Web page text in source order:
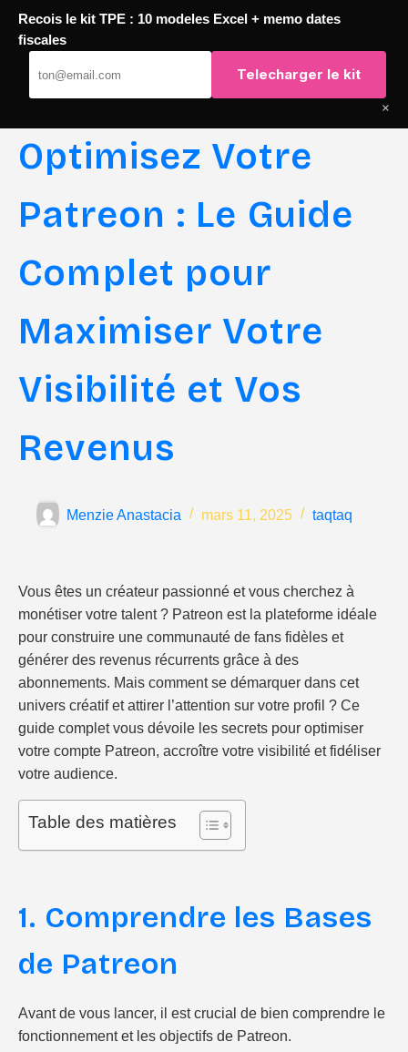
Passer
au
contenu
TaqTaq
Optimisez Votre
Patreon : Le Guide
Complet pour
Maximiser Votre
Visibilité et Vos
Revenus
Menzie Anastacia mars 11, 2025 taqtaq
Vous êtes un créateur passionné et vous cherchez à
monétiser votre talent ? Patreon est la plateforme idéale
pour construire une communauté de fans fidèles et
générer des revenus récurrents grâce à des
abonnements. Mais comment se démarquer dans cet
univers créatif et attirer l’attention sur votre profil ? Ce
guide complet vous dévoile les secrets pour optimiser
votre compte Patreon, accroître votre visibilité et fidéliser
votre audience.
Table des matières
1. Comprendre les Bases
de Patreon
Avant de vous lancer, il est crucial de bien comprendre le
fonctionnement et les objectifs de Patreon.
Recois le kit TPE : 10 modeles Excel + memo dates
fiscales
Telecharger le kit
×